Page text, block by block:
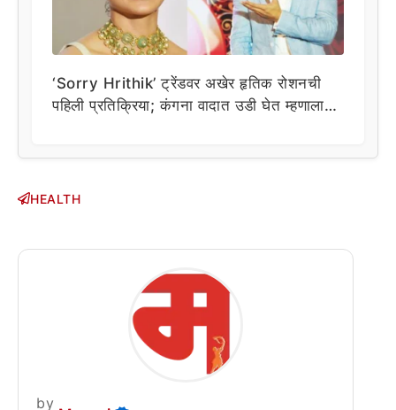
‘Sorry Hrithik’ ट्रेंडवर अखेर हृतिक रोशनची
पहिली प्रतिक्रिया; कंगना वादात उडी घेत म्हणाला…
HEALTH
by